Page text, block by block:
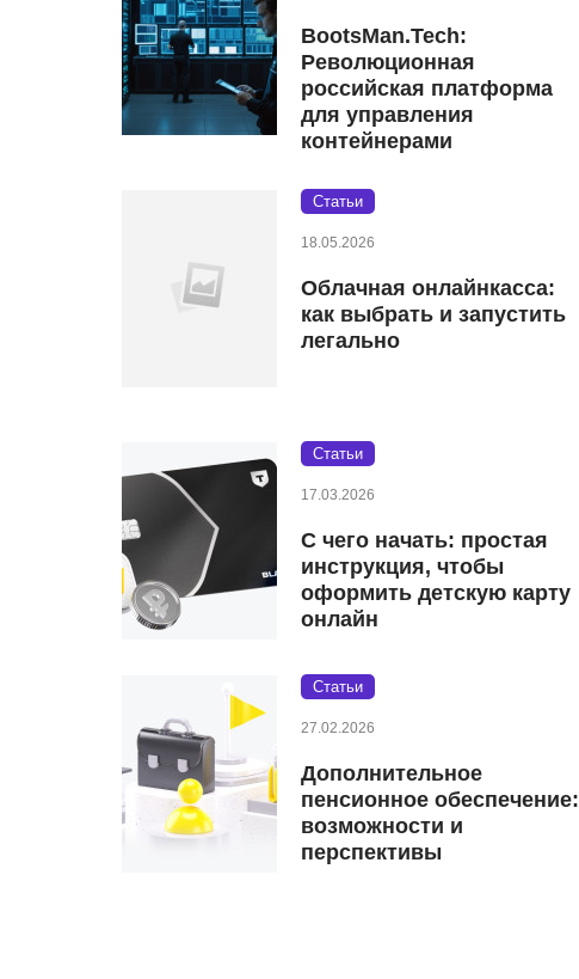
BootsMan.Tech:
Революционная
российская платформа
для управления
контейнерами
Статьи
18.05.2026
Облачная онлайнкасса:
как выбрать и запустить
легально
Статьи
17.03.2026
С чего начать: простая
инструкция, чтобы
оформить детскую карту
онлайн
Статьи
27.02.2026
Дополнительное
пенсионное обеспечение:
возможности и
перспективы